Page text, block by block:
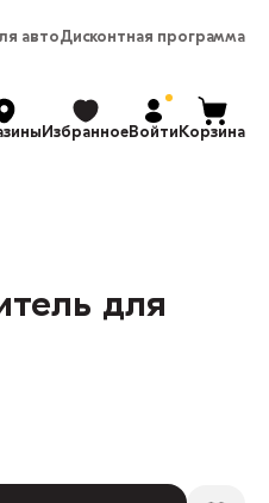
автоДисконтная программа
ИзбранноеВойтиКорзина
для